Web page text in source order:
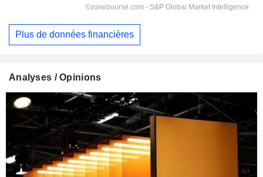
Plus de données financières
Analyses / Opinions